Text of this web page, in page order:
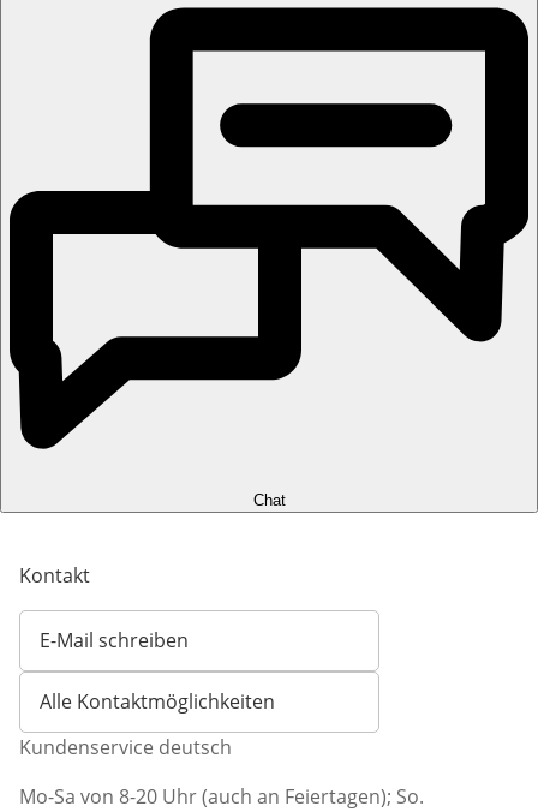
Chat
Kontakt
E-Mail schreiben
Öffnet E-Mail-Client
Alle Kontaktmöglichkeiten
Kundenservice deutsch
Mo-Sa von 8-20 Uhr (auch an Feiertagen); So.